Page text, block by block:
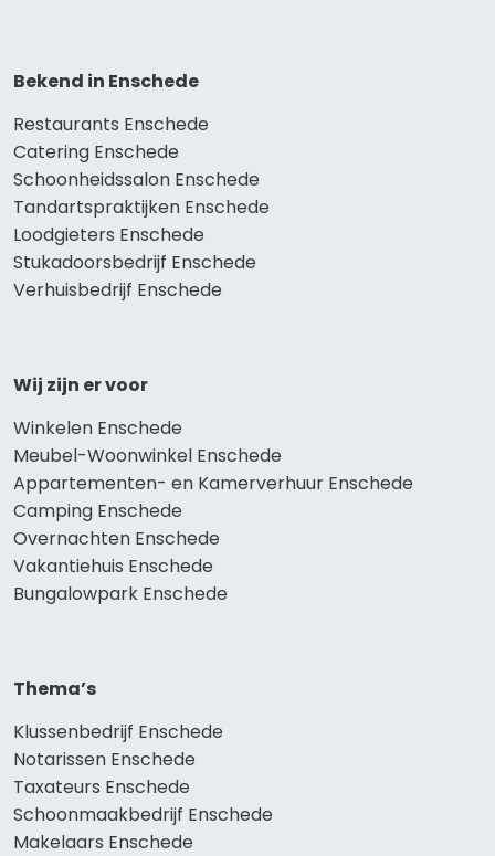
Bekend in Enschede
Restaurants Enschede
Catering Enschede
Schoonheidssalon Enschede
Tandartspraktijken Enschede
Loodgieters Enschede
Stukadoorsbedrijf Enschede
Verhuisbedrijf Enschede
Wij zijn er voor
Winkelen Enschede
Meubel-Woonwinkel Enschede
Appartementen- en Kamerverhuur Enschede
Camping Enschede
Overnachten Enschede
Vakantiehuis Enschede
Bungalowpark Enschede
Thema’s
Klussenbedrijf Enschede
Notarissen Enschede
Taxateurs Enschede
Schoonmaakbedrijf Enschede
Makelaars Enschede